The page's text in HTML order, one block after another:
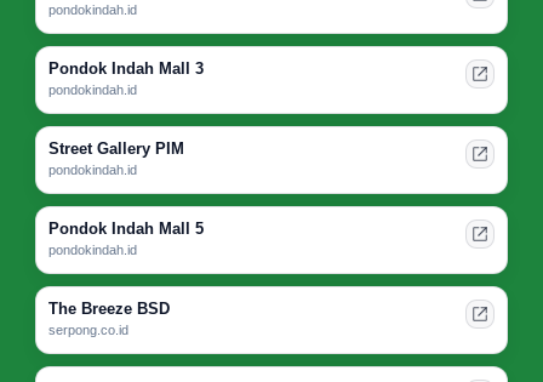
pondokindah.id
Pondok Indah Mall 3
pondokindah.id
Street Gallery PIM
pondokindah.id
Pondok Indah Mall 5
pondokindah.id
The Breeze BSD
serpong.co.id